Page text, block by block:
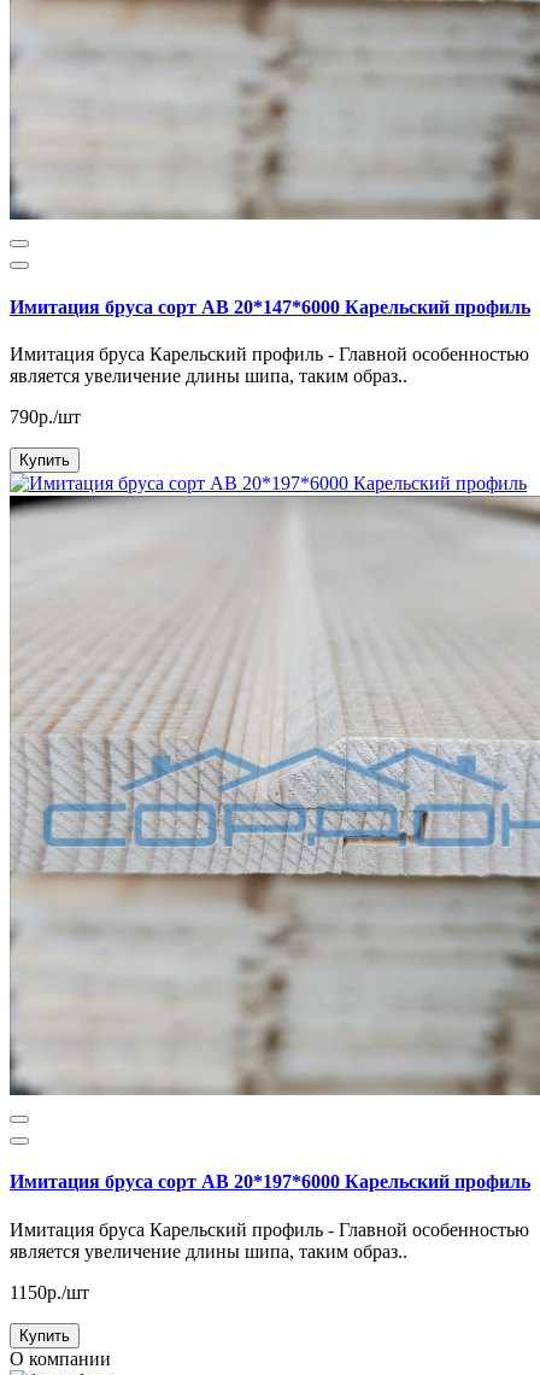
Имитация бруса сорт АВ 20*147*6000 Карельский профиль
Имитация бруса Карельский профиль - Главной особенностью
является увеличение длины шипа, таким образ..
790р./шт
Купить
Имитация бруса сорт АВ 20*197*6000 Карельский профиль
Имитация бруса Карельский профиль - Главной особенностью
является увеличение длины шипа, таким образ..
1150р./шт
Купить
О компании